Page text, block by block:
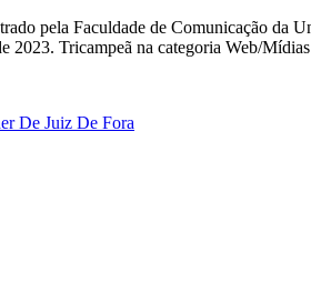
pela Faculdade de Comunicação
2023. Tricampeã na categoria Web/
De Juiz De Fora